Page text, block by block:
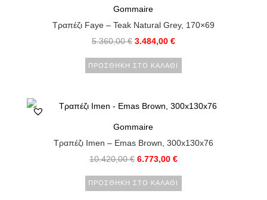
Gommaire
Τραπέζι Faye – Teak Natural Grey, 170×69
5.360,00€ 3.484,00 €
ΠΡΟΣΘΉΚΗ ΣΤΟ ΚΑΛΆΘΙ
Gommaire
Τραπέζι Imen – Emas Brown, 300x130x76
10.420,00€ 6.773,00 €
ΠΡΟΣΘΉΚΗ ΣΤΟ ΚΑΛΆΘΙ